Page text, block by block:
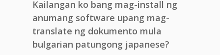
Kailangan ko bang mag-install ng
anumang software upang mag-
translate ng dokumento mula
bulgarian patungong japanese?